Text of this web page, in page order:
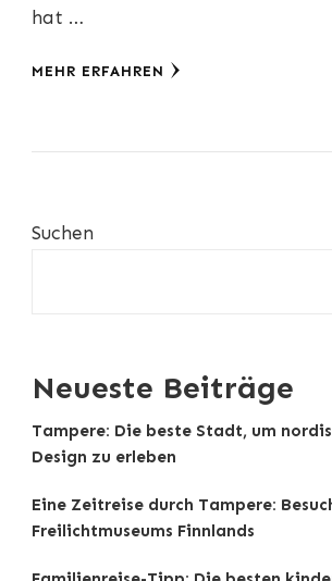
hat …
MEHR ERFAHREN
Suchen
Neueste Beiträge
Tampere: Die beste Stadt, um
Design zu erleben
Eine Zeitreise durch Tampere:
Freilichtmuseums Finnlands